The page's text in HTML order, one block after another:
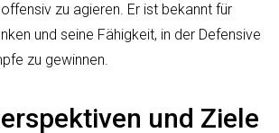
zu agieren. Er ist bekannt für
und seine Fähigkeit, in der Defensive
zu gewinnen.
und Ziele